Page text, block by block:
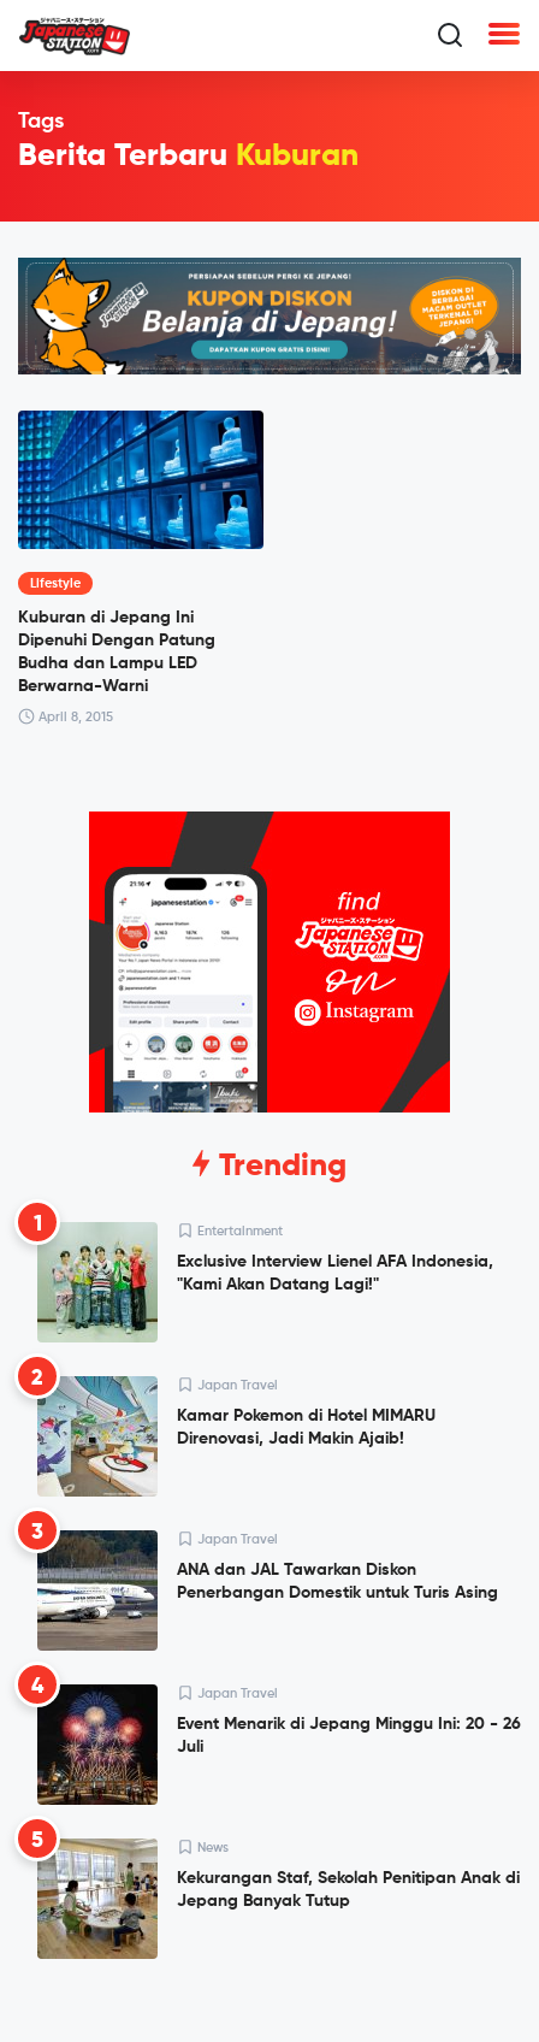
Tags
Berita Terbaru Kuburan
Lifestyle
Kuburan di Jepang Ini
Dipenuhi Dengan Patung
Budha dan Lampu LED
Berwarna-Warni
April 8, 2015
Trending
1 Entertainment
Exclusive Interview Lienel AFA Indonesia,
"Kami Akan Datang Lagi!"
2 Japan Travel
Kamar Pokemon di Hotel MIMARU
Direnovasi, Jadi Makin Ajaib!
3 Japan Travel
ANA dan JAL Tawarkan Diskon
Penerbangan Domestik untuk Turis Asing
4 Japan Travel
Event Menarik di Jepang Minggu Ini: 20 - 26
Juli
5 News
Kekurangan Staf, Sekolah Penitipan Anak di
Jepang Banyak Tutup